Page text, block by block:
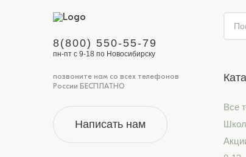
8(800) 550-55-79
пн-пт с 9-18 по Новосибирску
позвоните нам со всех телефонов
России БЕСПЛАТНО
Написать нам
Все